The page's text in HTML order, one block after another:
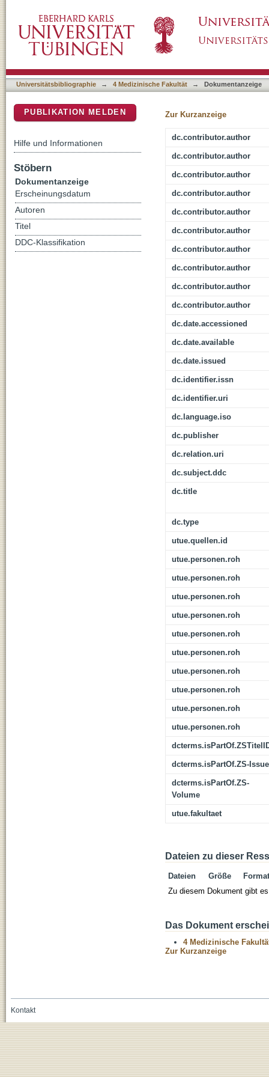
Universitätsbibliographie → 4 Medizinische Fakultät → Dokumentanzeige
Zur Kurzanzeige
dc.contributor.author
dc.contributor.author
dc.contributor.author
dc.contributor.author
dc.contributor.author
dc.contributor.author
dc.contributor.author
dc.contributor.author
dc.contributor.author
dc.contributor.author
dc.date.accessioned
dc.date.available
dc.date.issued
dc.identifier.issn
dc.identifier.uri
dc.language.iso
dc.publisher
dc.relation.uri
dc.subject.ddc
dc.title
dc.type
utue.quellen.id
utue.personen.roh
utue.personen.roh
utue.personen.roh
utue.personen.roh
utue.personen.roh
utue.personen.roh
utue.personen.roh
utue.personen.roh
utue.personen.roh
utue.personen.roh
dcterms.isPartOf.ZS-Issue
dcterms.isPartOf.ZS-
Volume
utue.fakultaet
Dateien zu dieser
Dateien Größe
Format
Zu diesem Dokument gibt
Das Dokument
4 Medizinische
Zur Kurzanzeige
PUBLIKATION MELDEN
Hilfe und Informationen
Stöbern
Dokumentanzeige
Erscheinungsdatum
Autoren
Titel
DDC-Klassifikation
Kontakt